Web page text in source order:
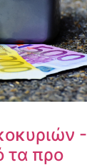
-
τα προ